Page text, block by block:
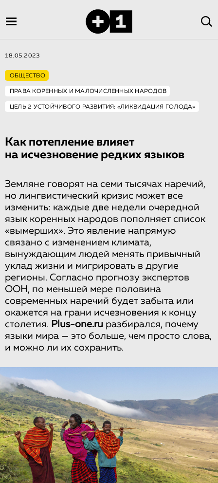
18.05.2023
ОБЩЕСТВО
ПРАВА КОРЕННЫХ И МАЛОЧИСЛЕННЫХ НАРОДОВ
ЦЕЛЬ 2 УСТОЙЧИВОГО РАЗВИТИЯ: «ЛИКВИДАЦИЯ ГОЛОДА»
Как потепление влияет
на исчезновение редких языков
Земляне говорят на семи тысячах наречий,
но лингвистический кризис может все
изменить: каждые две недели очередной
язык коренных народов пополняет список
«вымерших». Это явление напрямую
связано с изменением климата,
вынуждающим людей менять привычный
уклад жизни и мигрировать в другие
регионы. Согласно прогнозу экспертов
ООН, по меньшей мере половина
современных наречий будет забыта или
окажется на грани исчезновения к концу
столетия. Plus-one.ru разбирался, почему
языки мира — это больше, чем просто слова,
и можно ли их сохранить.